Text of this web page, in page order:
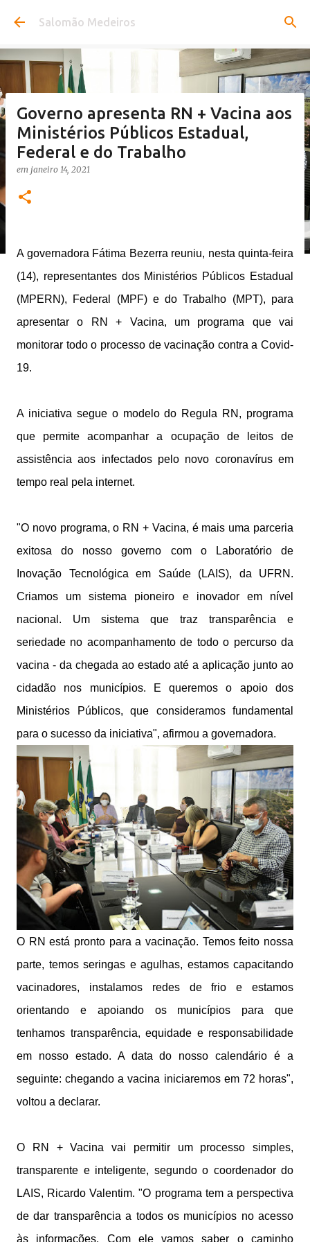
Pular para o conteúdo principal
Salomão Medeiros
Governo apresenta RN + Vacina aos
Ministérios Públicos Estadual,
Federal e do Trabalho
em janeiro 14, 2021
A governadora Fátima Bezerra reuniu, nesta quinta-feira
(14), representantes dos Ministérios Públicos Estadual
(MPERN), Federal (MPF) e do Trabalho (MPT), para
apresentar o RN + Vacina, um programa que vai
monitorar todo o processo de vacinação contra a Covid-
19.
A iniciativa segue o modelo do Regula RN, programa
que permite acompanhar a ocupação de leitos de
assistência aos infectados pelo novo coronavírus em
tempo real pela internet.
"O novo programa, o RN + Vacina, é mais uma parceria
exitosa do nosso governo com o Laboratório de
Inovação Tecnológica em Saúde (LAIS), da UFRN.
Criamos um sistema pioneiro e inovador em nível
nacional. Um sistema que traz transparência e
seriedade no acompanhamento de todo o percurso da
vacina - da chegada ao estado até a aplicação junto ao
cidadão nos municípios. E queremos o apoio dos
Ministérios Públicos, que consideramos fundamental
para o sucesso da iniciativa", afirmou a governadora.
O RN está pronto para a vacinação. Temos feito nossa
parte, temos seringas e agulhas, estamos capacitando
vacinadores, instalamos redes de frio e estamos
orientando e apoiando os municípios para que
tenhamos transparência, equidade e responsabilidade
em nosso estado. A data do nosso calendário é a
seguinte: chegando a vacina iniciaremos em 72 horas",
voltou a declarar.
O RN + Vacina vai permitir um processo simples,
transparente e inteligente, segundo o coordenador do
LAIS, Ricardo Valentim. "O programa tem a perspectiva
de dar transparência a todos os municípios no acesso
às informações. Com ele vamos saber o caminho